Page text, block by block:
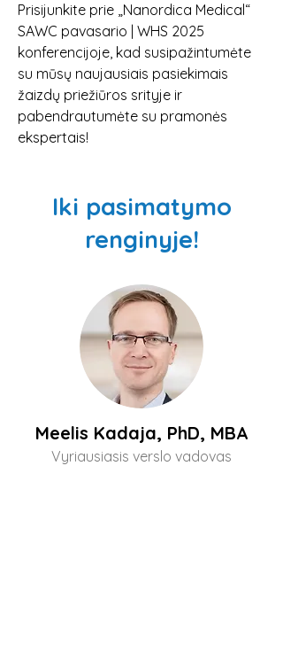
Prisijunkite prie „Nanordica Medical“
SAWC pavasario | WHS 2025
konferencijoje, kad susipažintumėte
su mūsų naujausiais pasiekimais
žaizdų priežiūros srityje ir
pabendrautumėte su pramonės
ekspertais!
Iki pasimatymo
renginyje!
Meelis Kadaja, PhD, MBA
Vyriausiasis verslo vadovas